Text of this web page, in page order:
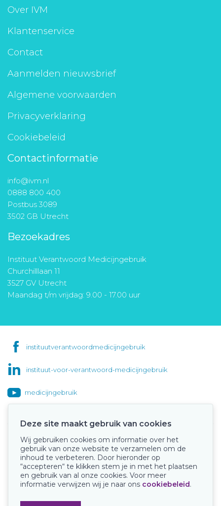
Over IVM
Klantenservice
Contact
Aanmelden nieuwsbrief
Algemene voorwaarden
Privacyverklaring
Cookiebeleid
Contactinformatie
info@ivm.nl
0888 800 400
Postbus 3089
3502 GB Utrecht
Bezoekadres
Instituut Verantwoord Medicijngebruik
Churchilllaan 11
3527 GV Utrecht
Maandag t/m vrijdag: 9.00 - 17.00 uur
instituutverantwoordmedicijngebruik
instituut-voor-verantwoord-medicijngebruik
medicijngebruik
Onze keurmerken
Deze site maakt gebruik van cookies
Wij gebruiken cookies om informatie over het
gebruik van onze website te verzamelen om de
inhoud te verbeteren. Door hieronder op
“accepteren“ te klikken stem je in met het plaatsen
en gebruik van al onze cookies. Voor meer
informatie verwijzen wij je naar ons cookiebeleid.